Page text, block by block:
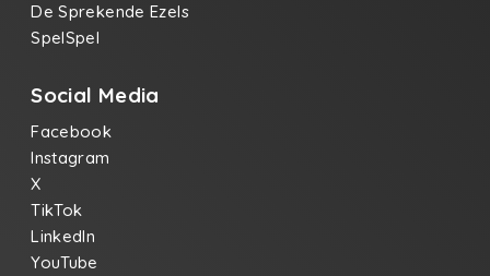
De Sprekende Ezels
SpelSpel
Social Media
Facebook
Instagram
X
TikTok
LinkedIn
YouTube